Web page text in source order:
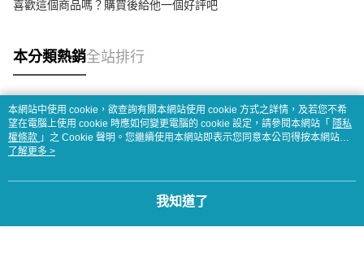
喜歡這個商品嗎？購買後給他一個好評吧
本分類熱銷全站排行
熱門標籤
本網站中使用 cookie，欲查詢有關本網站使用 cookie 方式之詳情，及若您不希
望在電腦上使用 cookie 時應如何變更電腦的 cookie 設定，請參閱本網站「 隱私
權條款 」之 Cookie 聲明。您繼續使用本網站即表示您同意本公司得按本網站使
用條款之 Cookie 聲明使用 cookie。
了解更多 >
我知道了